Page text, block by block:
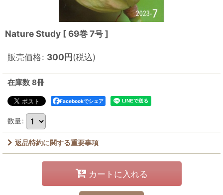
Nature Study [ 69巻 7号 ]
販売価格: 300円(税込)
在庫数 8冊
Facebookでシェア
数量:
返品特約に関する重要事項
カートに入れる